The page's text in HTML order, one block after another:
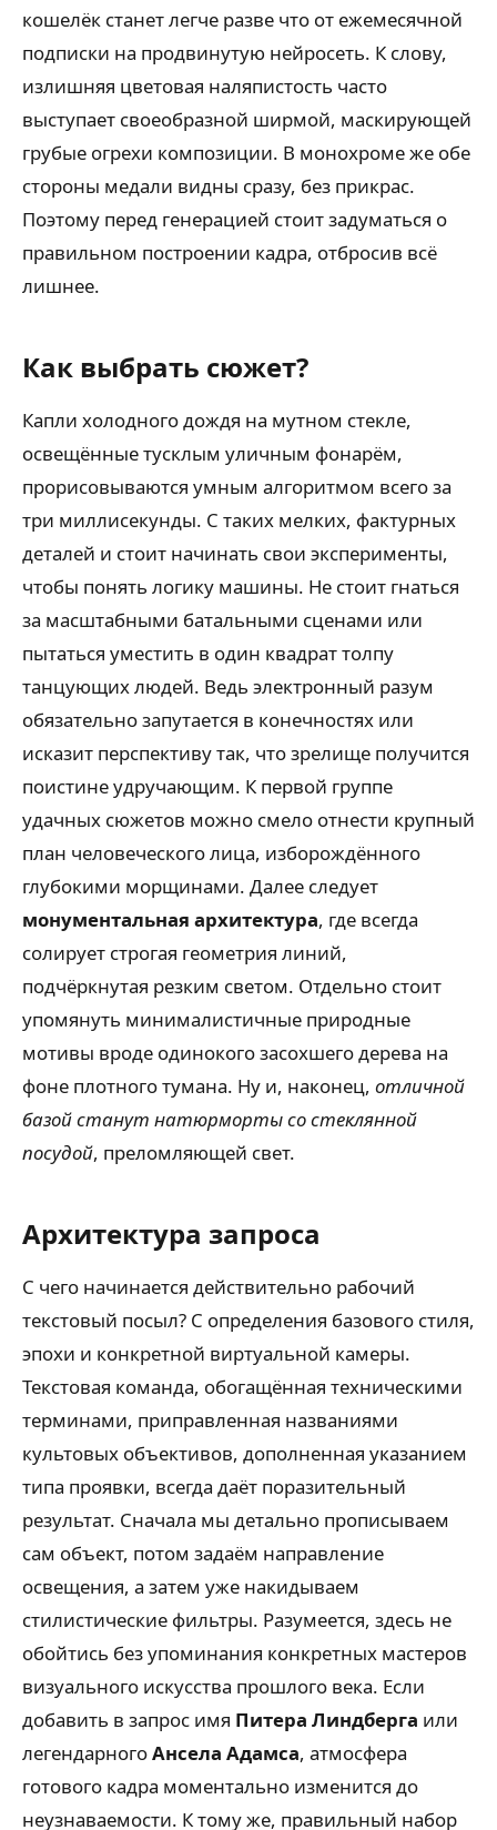
кошелёк станет легче разве что от ежемесячной
подписки на продвинутую нейросеть. К слову,
излишняя цветовая наляпистость часто
выступает своеобразной ширмой, маскирующей
грубые огрехи композиции. В монохроме же обе
стороны медали видны сразу, без прикрас.
Поэтому перед генерацией стоит задуматься о
правильном построении кадра, отбросив всё
лишнее.
Как выбрать сюжет?
Капли холодного дождя на мутном стекле,
освещённые тусклым уличным фонарём,
прорисовываются умным алгоритмом всего за
три миллисекунды. С таких мелких, фактурных
деталей и стоит начинать свои эксперименты,
чтобы понять логику машины. Не стоит гнаться
за масштабными батальными сценами или
пытаться уместить в один квадрат толпу
танцующих людей. Ведь электронный разум
обязательно запутается в конечностях или
исказит перспективу так, что зрелище получится
поистине удручающим. К первой группе
удачных сюжетов можно смело отнести крупный
план человеческого лица, изборождённого
глубокими морщинами. Далее следует
монументальная архитектура, где всегда
солирует строгая геометрия линий,
подчёркнутая резким светом. Отдельно стоит
упомянуть минималистичные природные
мотивы вроде одинокого засохшего дерева на
фоне плотного тумана. Ну и, наконец, отличной
базой станут натюрморты со стеклянной
посудой, преломляющей свет.
Архитектура запроса
С чего начинается действительно рабочий
текстовый посыл? С определения базового стиля,
эпохи и конкретной виртуальной камеры.
Текстовая команда, обогащённая техническими
терминами, приправленная названиями
культовых объективов, дополненная указанием
типа проявки, всегда даёт поразительный
результат. Сначала мы детально прописываем
сам объект, потом задаём направление
освещения, а затем уже накидываем
стилистические фильтры. Разумеется, здесь не
обойтись без упоминания конкретных мастеров
визуального искусства прошлого века. Если
добавить в запрос имя Питера Линдберга или
легендарногоАнсела Адамса, атмосфера
готового кадра моментально изменится до
неузнаваемости. К тому же, правильный набор